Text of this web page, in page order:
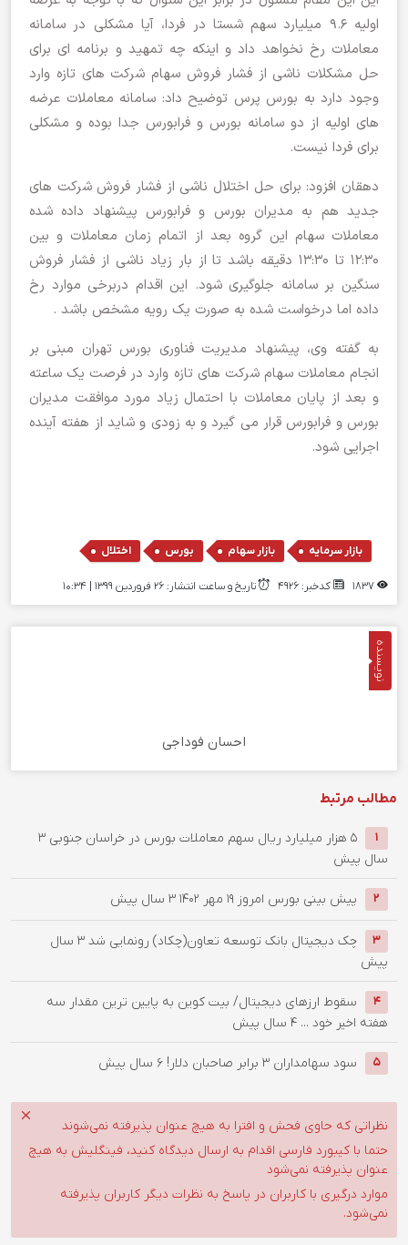
اولیه 9.6 میلیارد سهم شستا در فردا، آیا مشکلی در سامانه
معاملات رخ نخواهد داد و اینکه چه تمهید و برنامه ای برای
حل مشکلات ناشی از فشار فروش سهام شرکت های تازه وارد
وجود دارد به بورس پرس توضیح داد: سامانه معاملات عرضه
های اولیه از دو سامانه بورس و فرابورس جدا بوده و مشکلی
برای فردا نیست.
دهقان افزود: برای حل اختلال ناشی از فشار فروش شرکت های
جدید هم به مدیران بورس و فرابورس پیشنهاد داده شده
معاملات سهام این گروه بعد از اتمام زمان معاملات و بین
12:30 تا 13:30 دقیقه باشد تا از بار زیاد ناشی از فشار فروش
سنگین بر سامانه جلوگیری شود. این اقدام دربرخی موارد رخ
داده اما درخواست شده به صورت یک رویه مشخص باشد .
به گفته وی، پیشنهاد مدیریت فناوری بورس تهران مبنی بر
انجام معاملات سهام شرکت های تازه وارد در فرصت یک ساعته
و بعد از پایان معاملات با احتمال زیاد مورد موافقت مدیران
بورس و فرابورس قرار می گیرد و به زودی و شاید از هفته آینده
اجرایی شود.
بازار سرمایه , بازار سهام , بورس , اختلال
کدخبر: 4926 تاریخ و ساعت انتشار: ۲۶ فروردین ۱۳۹۹ | 10:34
نویسنده
احسان فوداجی
مطالب مرتبط
1 ۵ هزار میلیارد ریال سهم معاملات بورس در خراسان جنوبی
3
سال پیش
2 پیش بینی بورس امروز ۱۹ مهر ۱۴۰۲ 3 سال پیش
3 چک دیجیتال بانک توسعه تعاون(چکاد) رونمایی شد
3 سال
پیش
4
سقوط ارزهای دیجیتال/ بیت کوین به پایین ترین مقدار سه
هفته اخیر خود ... 4 سال پیش
5 سود سهامداران 3 برابر صاحبان دلار! 6 سال پیش
نظراتی که حاوی فحش و افترا به هیچ عنوان پذیرفته نمی‌شوند
حتما با کیبورد فارسی اقدام به ارسال دیدگاه کنید، فینگلیش به هیچ
عنوان پذیرفته نمی‌شود
موارد درگیری با کاربران در پاسخ به نظرات دیگر کاربران پذیرفته
نمی‌شود.